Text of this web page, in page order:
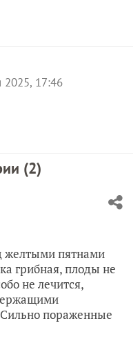
2025, 17:46
(2)
желтыми пятнами
грибная, плоды не
не лечится,
пораженные